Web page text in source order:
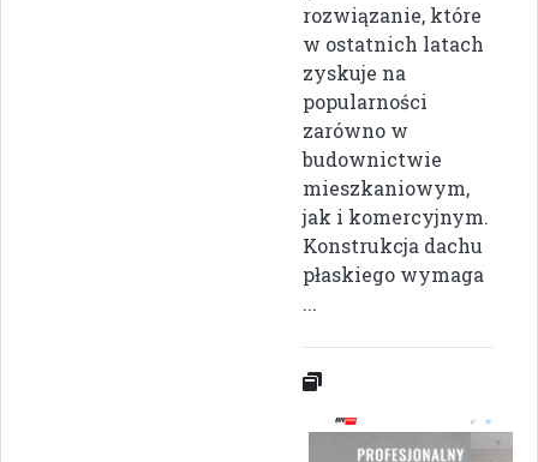
rozwiązanie, które
w ostatnich latach
zyskuje na
popularności
zarówno w
budownictwie
mieszkaniowym,
jak i komercyjnym.
Konstrukcja dachu
płaskiego wymaga
...